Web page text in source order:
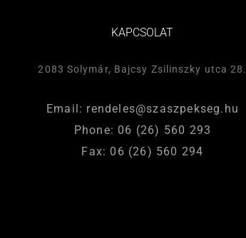
KAPCSOLAT
2083 Solymár, Bajcsy Zsilinszky utca 28.
Email: rendeles@szaszpekseg.hu
Phone: 06 (26) 560 293
Fax: 06 (26) 560 294